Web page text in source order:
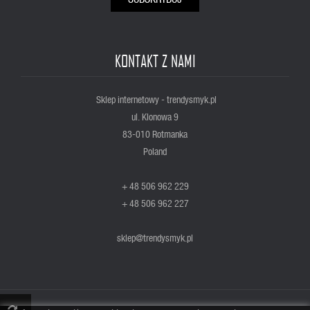
KONTAKT Z NAMI
Sklep internetowy - trendysmyk.pl
ul. Klonowa 9
83-010 Rotmanka
Poland
+ 48 506 962 229
+ 48 506 962 227
sklep@trendysmyk.pl